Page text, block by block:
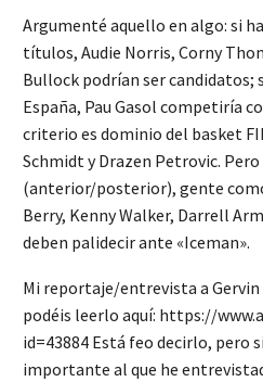
Argumenté aquello en algo: si
títulos, Audie Norris, Corny
Bullock podrían ser candidatos;
España, Pau Gasol competiría
criterio es dominio del basket
Schmidt y Drazen Petrovic.
(anterior/posterior), gente
Berry, Kenny Walker, Darrell
deben palidecir ante «Iceman».
Mi reportaje/entrevista a Gervin
podéis leerlo aquí: https://
id=43884 Está feo decirlo, pero
importante al que he